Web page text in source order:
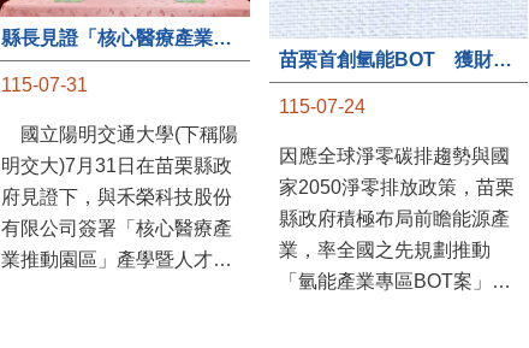
115-07-31
國立陽明交通大學(下稱陽
明交大)7月31日在苗栗縣政
府見證下，與禾榮科技股份
有限公司簽署「核心醫療產
業推動園區」產學暨人才培
苗栗首創氫能BOT 獲財政部「突破之翼」肯定
115-07-24
因應全球淨零碳排趨勢與國
家2050淨零排放政策，苗栗
縣政府積極布局前瞻能源產
業，率全國之先規劃推動
「氫能產業專區BOT案」，